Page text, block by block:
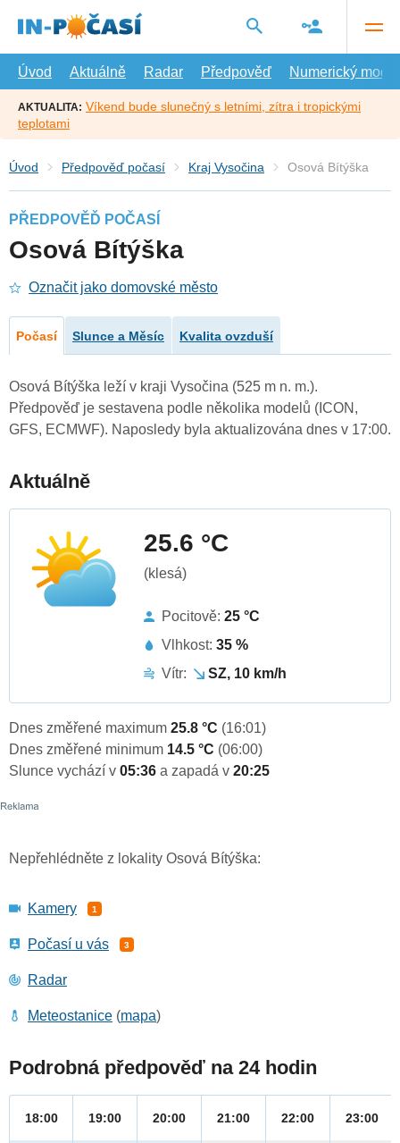
hlavní
Úvod
Aktuálně Radar Předpověď Numerický model
AKTUALITA: Víkend bude slunečný s letními, zítra i tropickými
teplotami
Úvod Předpověď počasí Kraj Vysočina Osová Bítýška
PŘEDPOVĚĎ POČASÍ
Osová Bítýška
Označit jako domovské město
Počasí Slunce a Měsíc Kvalita ovzduší
Osová Bítýška leží v kraji Vysočina (525 m n. m.).
Předpověď je sestavena podle několika modelů (ICON,
GFS, ECMWF). Naposledy byla aktualizována dnes v 17:00.
Aktuálně
25.6 °C
(klesá)
Pocitově: 25 °C
Vlhkost: 35 %
Vítr:
SZ, 10 km/h
Dnes změřené maximum 25.8 °C (16:01)
Dnes změřené minimum 14.5 °C (06:00)
Slunce vychází v 05:36 a zapadá v 20:25
Nepřehlédněte z lokality Osová Bítýška:
Kamery 1
Počasí u vás 3
Radar
Meteostanice (mapa)
Podrobná předpověď na 24 hodin
18:00 19:00 20:00 21:00 22:00 23:00